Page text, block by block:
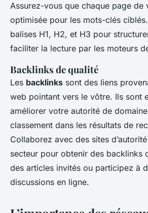
Assurez-vous que chaque page de
optimisée pour les mots-clés
balises H1, H2, et H3 pour
faciliter la lecture par les moteurs
Backlinks de qualité
Les backlinks sont des liens
web pointant vers le vôtre. Ils sont
améliorer votre autorité de
classement dans les résultats de
Collaborez avec des sites
secteur pour obtenir des backlinks
des articles invités ou participez à
discussions en ligne.